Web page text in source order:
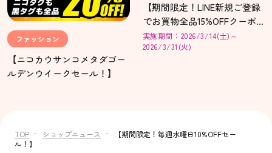
ファッション
【ニコカウサンコメタダゴー
ルデンウイークセール！】
【期間限定！LINE新規ご登録
でお買物全品15%OFFクーポ
ンプレゼント！】
実施期間：2026/3/14(土)～
2026/3/31(火)
TOP ショップニュース
【期間限定！毎週水曜日10%OFFセー
ル！】